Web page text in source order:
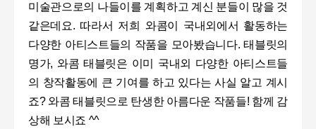
미술관으로의 나들이를 계획하고 계신 분들이 많을 것
같은데요. 따라서 저희 와콤이 국내외에서 활동하는
다양한 아티스트들의 작품을 모아봤습니다.태블릿의
명가, 와콤 태블릿은 이미 국내외 다양한 아티스트들
의 창작활동에 큰 기여를 하고 있다는 사실 알고 계시
죠?와콤 태블릿으로 탄생한 아름다운 작품들! 함께 감
상해 보시죠 ^^